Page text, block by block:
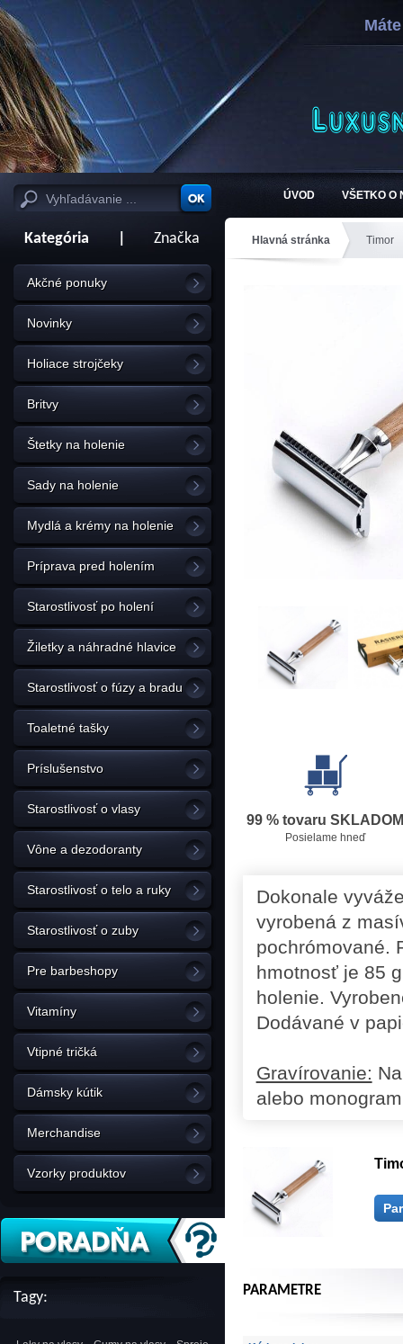
ÚVOD VŠETKO O
Kategória Značka
Akčné ponuky
Novinky
Holiace strojčeky
Britvy
Štetky na holenie
Sady na holenie
Mydlá a krémy na holenie
Príprava pred holením
Starostlivosť po holení
Žiletky a náhradné hlavice
Starostlivosť o fúzy a bradu
Toaletné tašky
Príslušenstvo
Starostlivosť o vlasy
Vône a dezodoranty
Starostlivosť o telo a ruky
Starostlivosť o zuby
Pre barbeshopy
Vitamíny
Vtipné tričká
Dámsky kútik
Merchandise
Vzorky produktov
Tagy:
Hlavná stránka Timor
99 % tovaru SKLADOM
Posielame hneď
Dokonale
vyrobená z
pochrómované.
hmotnosť je 85
holenie.
Dodávané v
Gravírovanie:
alebo
PARAMETRE